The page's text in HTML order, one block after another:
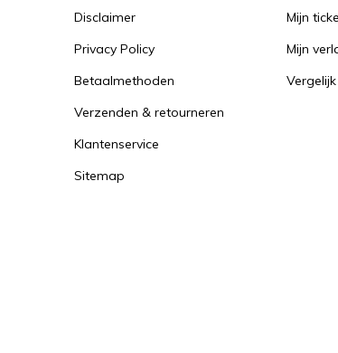
Disclaimer
Privacy Policy
Betaalmethoden
Verzenden & retourneren
Klantenservice
Sitemap
Mijn
Mijn